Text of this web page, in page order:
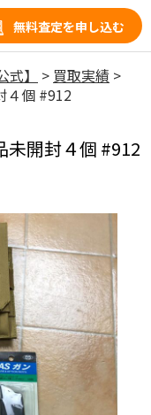
無料査定を申し込む
】 > 買取実績 >
４個 #912
未開封４個 #912